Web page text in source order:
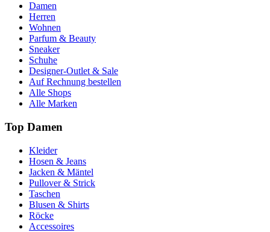
Damen
Herren
Wohnen
Parfum & Beauty
Sneaker
Schuhe
Designer-Outlet & Sale
Auf Rechnung bestellen
Alle Shops
Alle Marken
Top Damen
Kleider
Hosen & Jeans
Jacken & Mäntel
Pullover & Strick
Taschen
Blusen & Shirts
Röcke
Accessoires